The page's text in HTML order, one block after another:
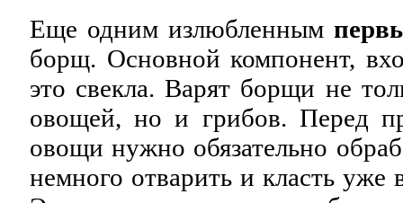
Еще одним излюбленным
борщ. Основной компонент,
это свекла. Варят борщи не
овощей, но и грибов. Перед
овощи нужно обязательно
немного отварить и класть уже